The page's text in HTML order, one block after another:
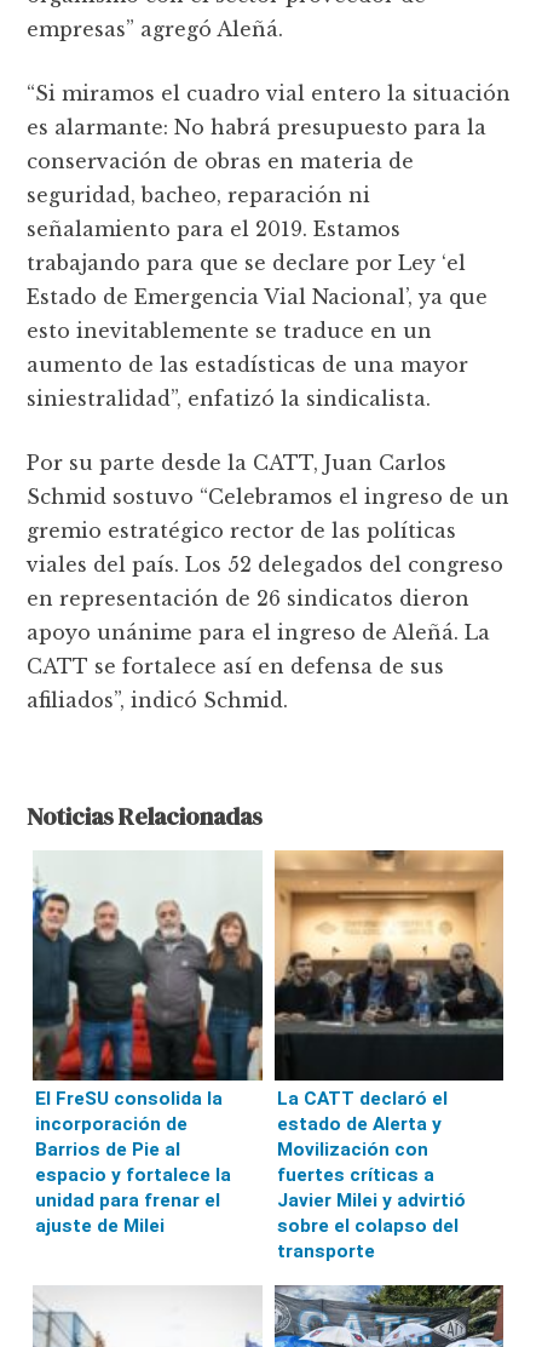
empresas” agregó Aleñá.
“Si miramos el cuadro vial entero la situación
es alarmante: No habrá presupuesto para la
conservación de obras en materia de
seguridad, bacheo, reparación ni
señalamiento para el 2019. Estamos
trabajando para que se declare por Ley ‘el
Estado de Emergencia Vial Nacional’, ya que
esto inevitablemente se traduce en un
aumento de las estadísticas de una mayor
siniestralidad”, enfatizó la sindicalista.
Por su parte desde la CATT, Juan Carlos
Schmid sostuvo “Celebramos el ingreso de un
gremio estratégico rector de las políticas
viales del país. Los 52 delegados del congreso
en representación de 26 sindicatos dieron
apoyo unánime para el ingreso de Aleñá. La
CATT se fortalece así en defensa de sus
afiliados”, indicó Schmid.
Noticias Relacionadas
El FreSU consolida la
incorporación de
Barrios de Pie al
espacio y fortalece la
unidad para frenar el
ajuste de Milei
La CATT declaró el
estado de Alerta y
Movilización con
fuertes críticas a
Javier Milei y advirtió
sobre el colapso del
transporte